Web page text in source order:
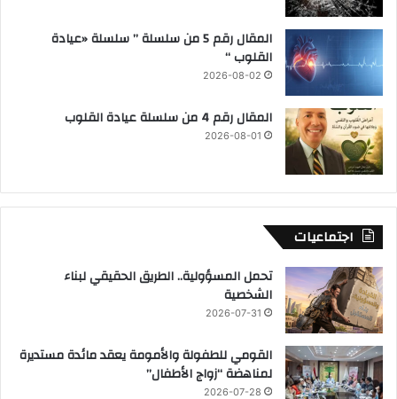
المقال رقم 5 من سلسلة ” سلسلة «عيادة
القلوب “
2026-08-02
المقال رقم 4 من سلسلة عيادة القلوب
2026-08-01
اجتماعيات
تحمل المسؤولية.. الطريق الحقيقي لبناء
الشخصية
2026-07-31
القومي للطفولة والأمومة يعقد مائدة مستديرة
لمناهضة “زواج الأطفال”
2026-07-28